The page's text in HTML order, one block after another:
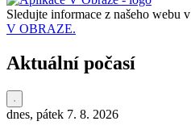
Sledujte informace z našeho webu v
V OBRAZE.
Aktuální počasí
dnes, pátek 7. 8. 2026